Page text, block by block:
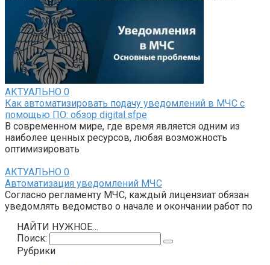
АКТУАЛЬНО 0
Как автоматизировать подачу уведомлений в МЧС с
помощью ПО: обзор digital.sfpe
В современном мире, где время является одним из
наиболее ценных ресурсов, любая возможность
оптимизировать
АКТУАЛЬНО 0
Автоматизация уведомлений МЧС
Согласно регламенту МЧС, каждый лицензиат обязан
уведомлять ведомство о начале и окончании работ по
НАЙТИ НУЖНОЕ…
Поиск:
Рубрики